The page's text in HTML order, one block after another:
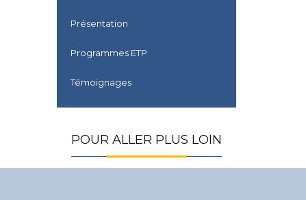
Présentation
Programmes ETP
Témoignages
POUR ALLER PLUS LOIN